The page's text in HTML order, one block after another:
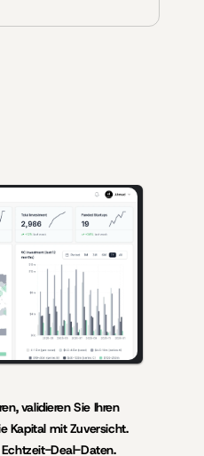
die Kapital einwerben, und
Deals suchen.
validieren Sie Ihren
Kapital mit Zuversicht.
Deal-Daten.